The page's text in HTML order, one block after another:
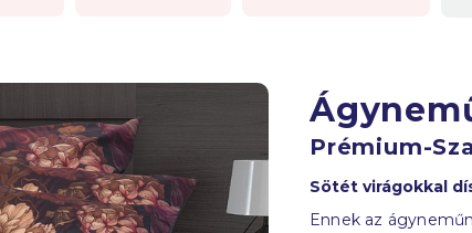
Prémium-
Sötét virágokkal
Ennek az